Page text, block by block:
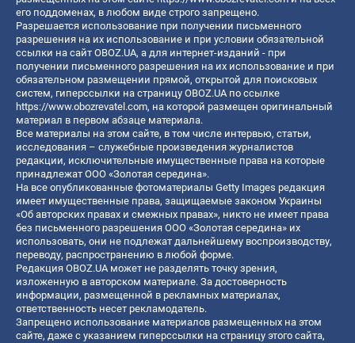
его поддоменах, в любом виде строго запрещено.
Разрешается использование при получении письменного
разрешения на их использование и при условии обязательной
ссылки на сайт OBOZ.UA, а для интернет-изданий - при
получении письменного разрешения на их использование и при
обязательном размещении прямой, открытой для поисковых
систем, гиперссылки на страницу OBOZ.UA по ссылке
https://www.obozrevatel.com, на которой размещен оригинальный
материал в первом абзаце материала.
Все материалы на этом сайте, в том числе интервью, статьи,
исследования – служебные произведения журналистов
редакции, исключительные имущественные права на которые
принадлежат ООО «Золотая середина».
На все опубликованные фотоматериалы Getty Images редакция
имеет имущественные права, защищаемые законом Украины
«Об авторских правах и смежных правах», никто не имеет права
без письменного разрешения ООО «Золотая середина» их
использовать, они не подлежат дальнейшему воспроизводству,
переводу, распространению в любой форме.
Редакция OBOZ.UA может не разделять точку зрения,
изложенную в авторском материале. За достоверность
информации, размещенной в рекламных материалах,
ответственность несет рекламодатель.
Запрещено использование материалов размещенных на этом
сайте, даже с указанием гиперссылки на страницу этого сайта,